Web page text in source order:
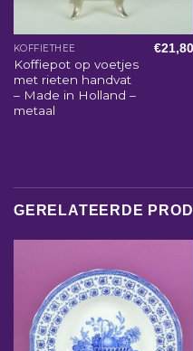
KOFFIETHEE
Koffiepot op voetjes
met rieten handvat
– Made in Holland –
metaal
€21,80
GERELATEERDE